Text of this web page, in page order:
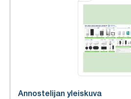
Annostelijan yleiskuva